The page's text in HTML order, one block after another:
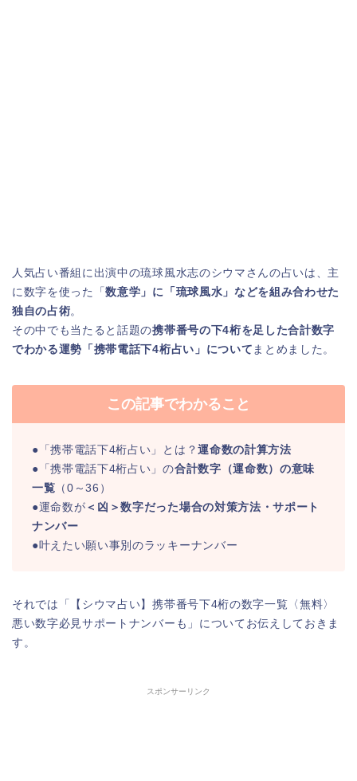
人気占い番組に出演中の琉球風水志のシウマさんの占いは、主
に数字を使った「数意学」に「琉球風水」などを組み合わせた
独自の占術。
その中でも当たると話題の携帯番号の下4桁を足した合計数字
でわかる運勢「携帯電話下4桁占い」について まとめました。
この記事でわかること
●「携帯電話下4桁占い」とは？運命数の計算方法
●「携帯電話下4桁占い」の合計数字（運命数）の意味
一覧 （0～36）
●運命数が ＜凶＞数字だった場合の対策方法・サポート
ナンバー
●叶えたい願い事別のラッキーナンバー
それでは「【シウマ占い】携帯番号下4桁の数字一覧〈無料〉
悪い数字必見サポートナンバーも」についてお伝えしておきま
す。
スポンサーリンク